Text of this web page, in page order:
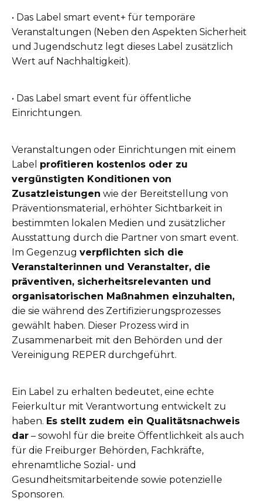
• Das Label smart event+ für temporäre
Veranstaltungen (Neben den Aspekten Sicherheit
und Jugendschutz legt dieses Label zusätzlich
Wert auf Nachhaltigkeit).
• Das Label smart event für öffentliche
Einrichtungen.
Veranstaltungen oder Einrichtungen mit einem
Label profitieren kostenlos oder zu
vergünstigten Konditionen von
Zusatzleistungen wie der Bereitstellung von
Präventionsmaterial, erhöhter Sichtbarkeit in
bestimmten lokalen Medien und zusätzlicher
Ausstattung durch die Partner von smart event.
Im Gegenzug verpflichten sich die
Veranstalterinnen und Veranstalter, die
präventiven, sicherheitsrelevanten und
organisatorischen Maßnahmen einzuhalten,
die sie während des Zertifizierungsprozesses
gewählt haben. Dieser Prozess wird in
Zusammenarbeit mit den Behörden und der
Vereinigung REPER durchgeführt.
Ein Label zu erhalten bedeutet, eine echte
Feierkultur mit Verantwortung entwickelt zu
haben. Es stellt zudem ein Qualitätsnachweis
dar – sowohl für die breite Öffentlichkeit als auch
für die Freiburger Behörden, Fachkräfte,
ehrenamtliche Sozial- und
Gesundheitsmitarbeitende sowie potenzielle
Sponsoren.